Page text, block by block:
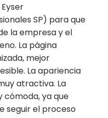
SP) para que
la empresa y el
La página
mejor
La apariencia
atractiva. La
cómoda, ya que
seguir el proceso